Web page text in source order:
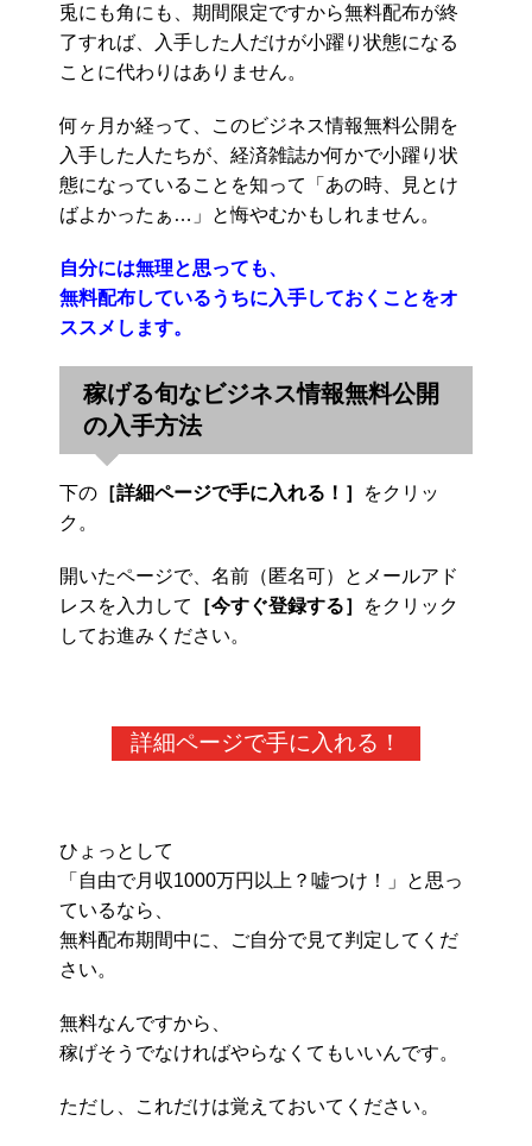
兎にも角にも、期間限定ですから無料配布が終
了すれば、入手した人だけが小躍り状態になる
ことに代わりはありません。
何ヶ月か経って、このビジネス情報無料公開を
入手した人たちが、経済雑誌か何かで小躍り状
態になっていることを知って「あの時、見とけ
ばよかったぁ…」と悔やむかもしれません。
自分には無理と思っても、
無料配布しているうちに入手しておくことをオ
ススメします。
稼げる旬なビジネス情報無料公開
の入手方法
下の ［詳細ページで手に入れる！］
をクリッ
ク。
開いたページで、名前（匿名可）とメールアド
レスを入力して
［今すぐ登録する］
をクリック
してお進みください。
詳細ページで手に入れる！
ひょっとして
「自由で月収1000万円以上？嘘つけ！」と思っ
ているなら、
無料配布期間中に、ご自分で見て判定してくだ
さい。
無料なんですから、
稼げそうでなければやらなくてもいいんです。
ただし、これだけは覚えておいてください。